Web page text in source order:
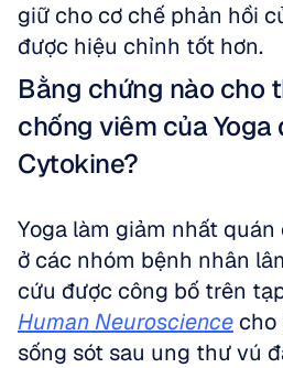
giữ cho cơ chế phản hồi
được hiệu chỉnh tốt hơn.
Bằng chứng nào cho
chống viêm của Yoga
Cytokine?
Yoga làm giảm nhất
ở các nhóm bệnh nhân
cứu được công bố trên
Human Neuroscience cho
sống sót sau ung thư vú